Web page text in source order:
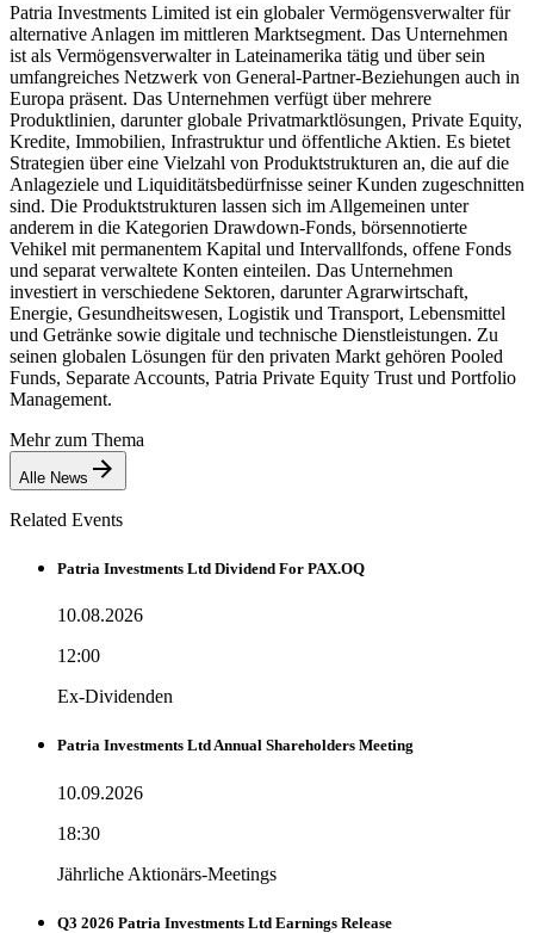
Patria Investments Limited ist ein globaler Vermögensverwalter für
alternative Anlagen im mittleren Marktsegment. Das Unternehmen
ist als Vermögensverwalter in Lateinamerika tätig und über sein
umfangreiches Netzwerk von General-Partner-Beziehungen auch in
Europa präsent. Das Unternehmen verfügt über mehrere
Produktlinien, darunter globale Privatmarktlösungen, Private Equity,
Kredite, Immobilien, Infrastruktur und öffentliche Aktien. Es bietet
Strategien über eine Vielzahl von Produktstrukturen an, die auf die
Anlageziele und Liquiditätsbedürfnisse seiner Kunden zugeschnitten
sind. Die Produktstrukturen lassen sich im Allgemeinen unter
anderem in die Kategorien Drawdown-Fonds, börsennotierte
Vehikel mit permanentem Kapital und Intervallfonds, offene Fonds
und separat verwaltete Konten einteilen. Das Unternehmen
investiert in verschiedene Sektoren, darunter Agrarwirtschaft,
Energie, Gesundheitswesen, Logistik und Transport, Lebensmittel
und Getränke sowie digitale und technische Dienstleistungen. Zu
seinen globalen Lösungen für den privaten Markt gehören Pooled
Funds, Separate Accounts, Patria Private Equity Trust und Portfolio
Management.
Mehr zum Thema
Alle News
Related Events
Patria Investments Ltd Dividend For PAX.OQ
10.08.2026
12:00
Ex-Dividenden
Patria Investments Ltd Annual Shareholders Meeting
10.09.2026
18:30
Jährliche Aktionärs-Meetings
Q3 2026 Patria Investments Ltd Earnings Release